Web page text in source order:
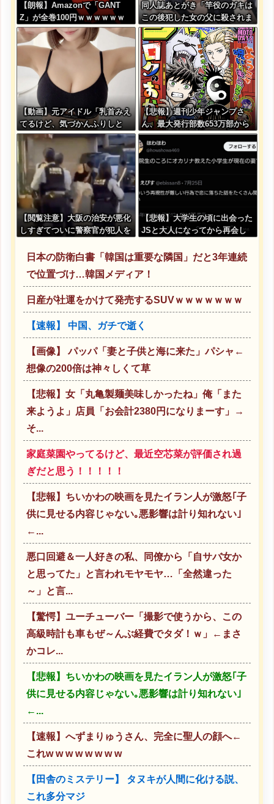
【朗報】Amazonで「GANT
Z」が全巻100円ｗｗｗｗｗｗ
ｗｗｗｗ
同人誌あとがき「竿役のガキは
この後犯した女の父に殺されま
す」
【動画】元アイドル「乳首みえ
てるけど、気づかんふりしと
こ」
【悲報】週刊少年ジャンプさ
ん、最大発行部数653万部から
急降下でついに100万部を割っ
てしまう
【閲覧注意】大阪の治安が悪化
しすぎてついに警察官が犯人を
になってきたな
【悲報】大学生の頃に出会った
JSと大人になってから再会し
日本の防衛白書「韓国は重要な隣国」だと3年連続
で位置づけ…韓国メディア！
日産が社運をかけて発売するSUVｗｗｗｗｗｗｗ
【速報】 中国、ガチで逝く
【画像】 パッパ「妻と子供と海に来た」パシャ←
想像の200倍は神々しくて草
【悲報】女「丸亀製麺美味しかったね」俺「また
来ようよ」店員「お会計2380円になりまーす」→
そ...
家庭菜園やってるけど、最近空芯菜が評価され過
ぎだと思う！！！！！
【悲報】ちいかわの映画を見たイラン人が激怒｢子
供に見せる内容じゃない｡悪影響は計り知れない｣
←...
悪口回避＆一人好きの私、同僚から「自サバ女か
と思ってた」と言われモヤモヤ…「全然違った
～」と言...
【驚愕】ユーチューバー「撮影で使うから、この
高級時計も車もぜ～んぶ経費でタダ！ｗ」←まさ
かコレ...
【悲報】ちいかわの映画を見たイラン人が激怒｢子
供に見せる内容じゃない｡悪影響は計り知れない｣
←...
【速報】へずまりゅうさん、完全に聖人の顔へ←
これw w w w w w w w
【田舎のミステリー】 タヌキが人間に化ける説、
これ多分マジ